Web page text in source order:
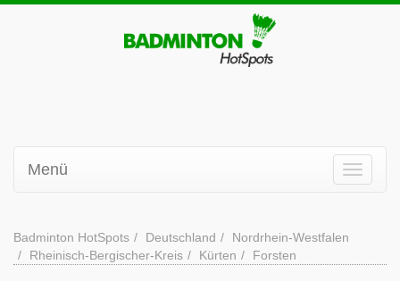
Menü
Badminton HotSpots Deutschland
Nordrhein-Westfalen
Rheinisch-Bergischer-Kreis
Kürten Forsten